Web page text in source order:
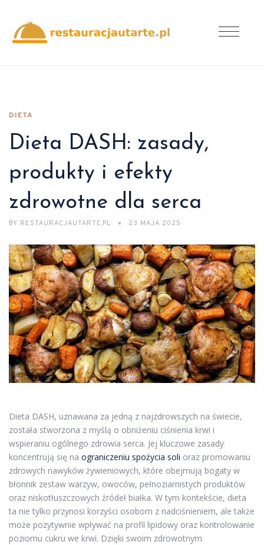
DIETA
Dieta DASH: zasady,
produkty i efekty
zdrowotne dla serca
BY RESTAURACJAUTARTE.PL 23 MAJA 2025
Dieta DASH, uznawana za jedną z najzdrowszych na świecie,
została stworzona z myślą o obniżeniu ciśnienia krwi i
wspieraniu ogólnego zdrowia serca. Jej kluczowe zasady
koncentrują się na ograniczeniu spożycia soli oraz promowaniu
zdrowych nawyków żywieniowych, które obejmują bogaty w
błonnik zestaw warzyw, owoców, pełnoziarnistych produktów
oraz niskotłuszczowych źródeł białka. W tym kontekście, dieta
ta nie tylko przynosi korzyści osobom z nadciśnieniem, ale także
może pozytywnie wpływać na profil lipidowy oraz kontrolowanie
poziomu cukru we krwi. Dzięki swoim zdrowotnym